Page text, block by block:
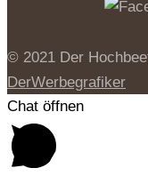
© 2021 Der
DerWerbegrafiker
Chat öffnen